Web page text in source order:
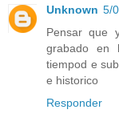
Unknown 5/
Pensar que
grabado en
tiempod e
e historico
Responder